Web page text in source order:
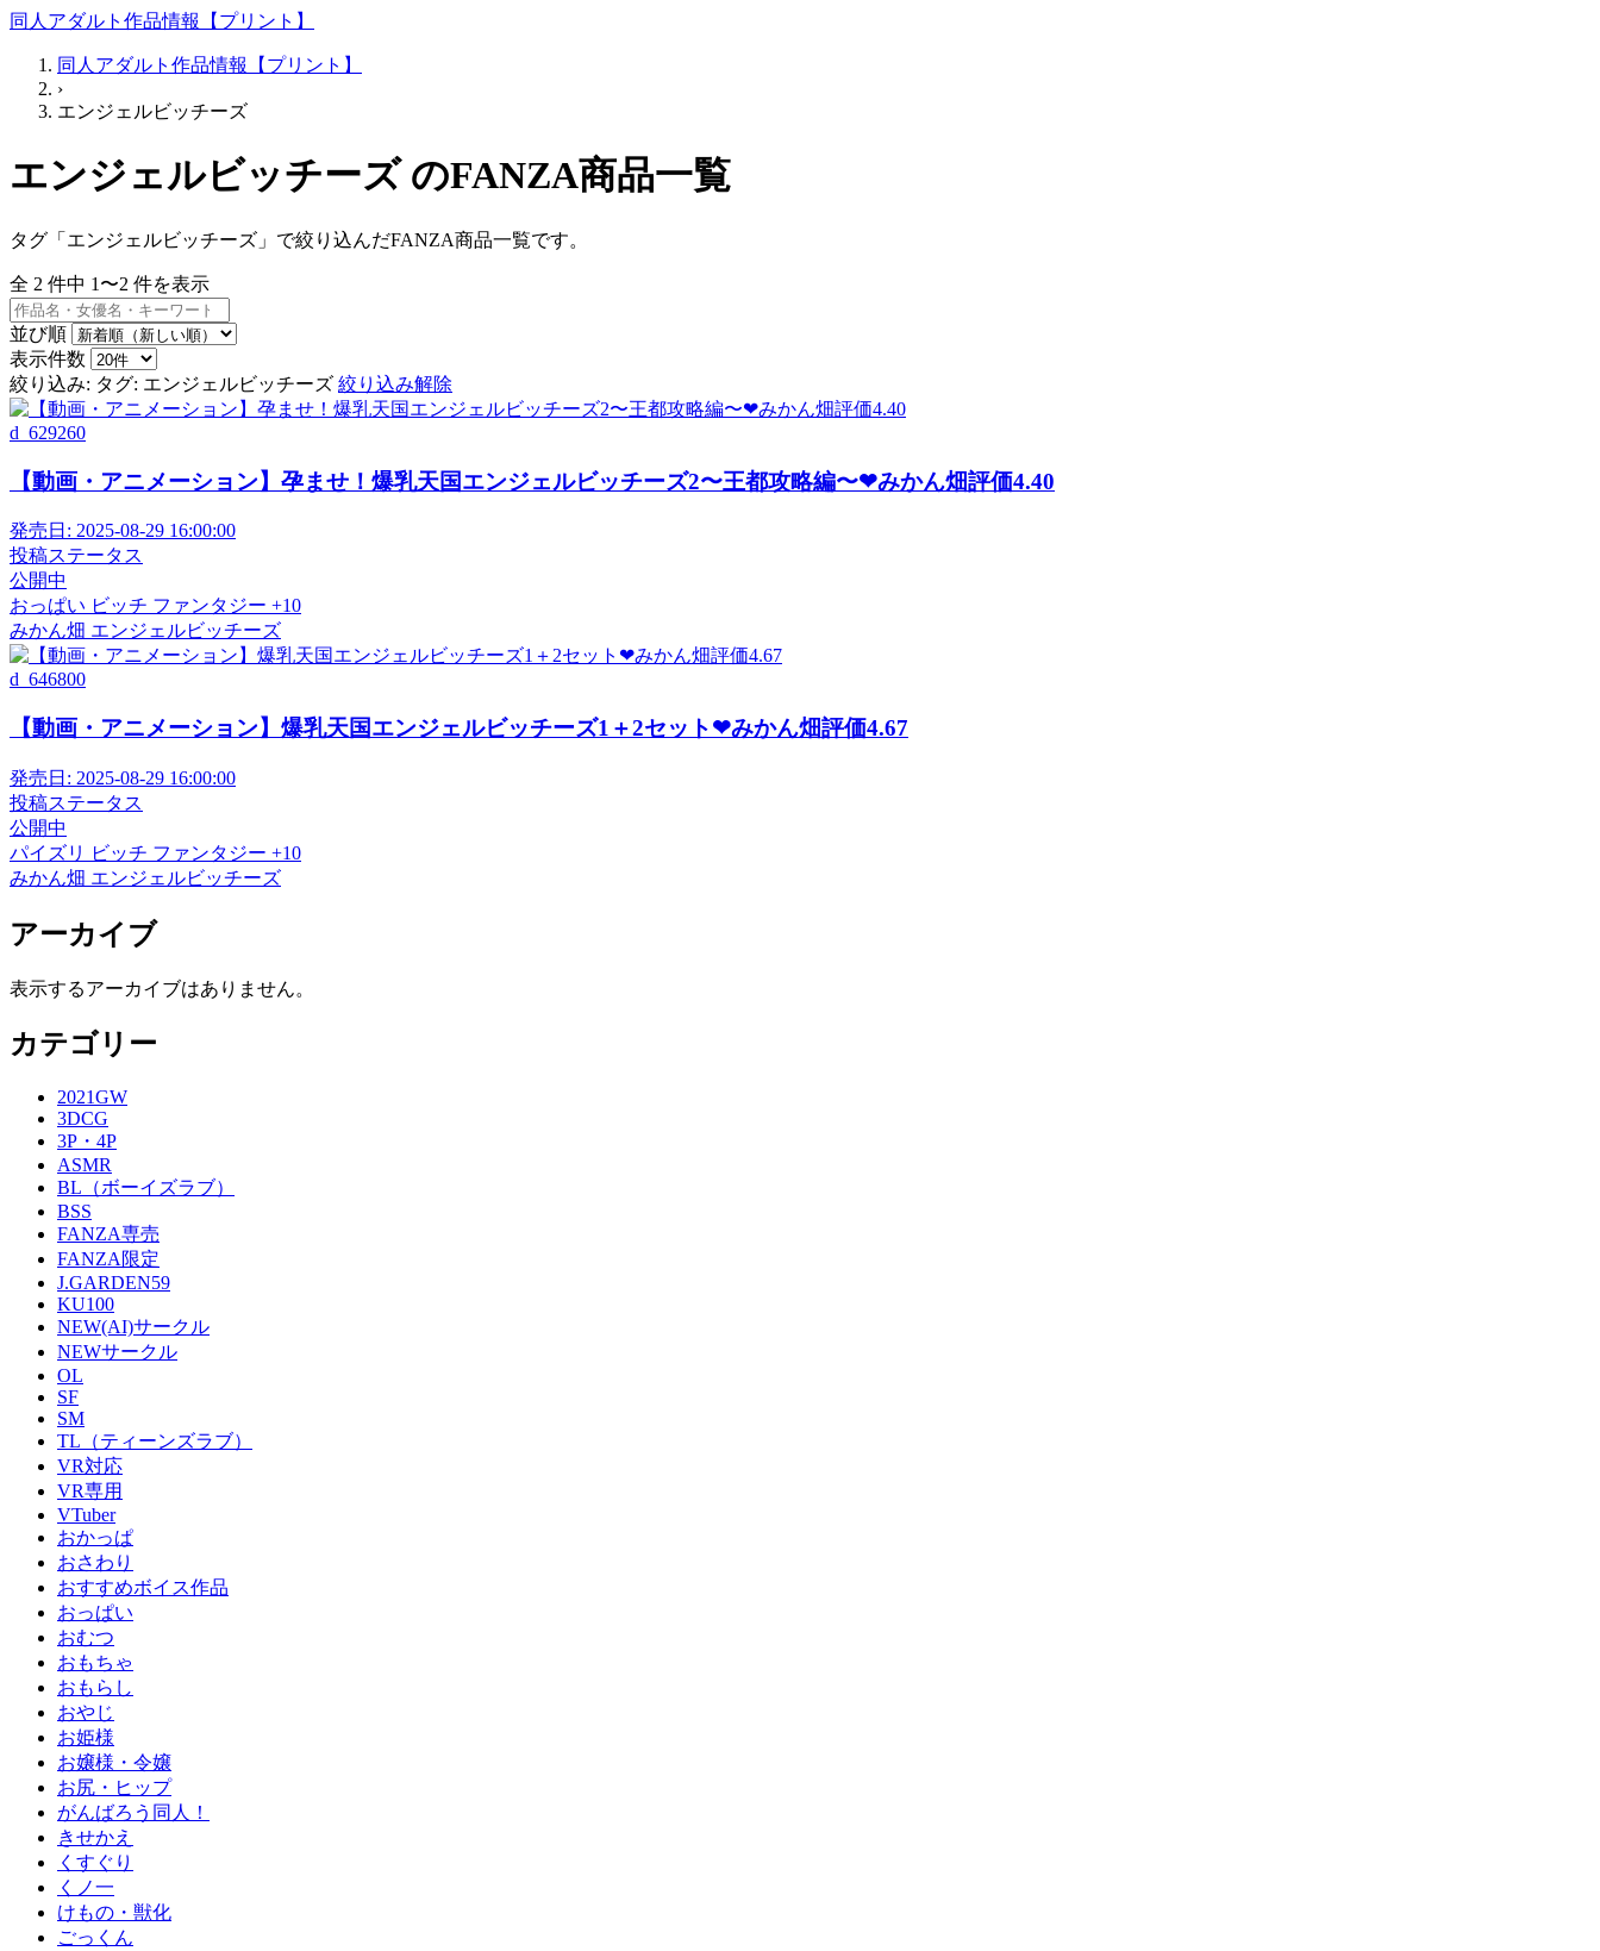
同人アダルト作品情報【プリント】
同人アダルト作品情報【プリント】
›
エンジェルビッチーズ
エンジェルビッチーズ のFANZA商品一覧
タグ「エンジェルビッチーズ」で絞り込んだFANZA商品一覧です。
全 2 件中 1〜2 件を表示
並び順
表示件数
絞り込み: タグ: エンジェルビッチーズ 絞り込み解除
d_629260
【動画・アニメーション】孕ませ！爆乳天国エンジェルビッチーズ2〜王都攻略編〜❤みかん畑評価4.40
発売日: 2025-08-29 16:00:00
投稿ステータス
公開中
おっぱい ビッチ ファンタジー +10
みかん畑 エンジェルビッチーズ
d_646800
【動画・アニメーション】爆乳天国エンジェルビッチーズ1＋2セット❤みかん畑評価4.67
発売日: 2025-08-29 16:00:00
投稿ステータス
公開中
パイズリ
ビッチ ファンタジー +10
みかん畑 エンジェルビッチーズ
アーカイブ
表示するアーカイブはありません。
カテゴリー
2021GW
3DCG
3P・4P
ASMR
BL（ボーイズラブ）
BSS
FANZA専売
FANZA限定
J.GARDEN59
KU100
NEW(AI)サークル
NEWサークル
OL
SF
SM
TL（ティーンズラブ）
VR対応
VR専用
VTuber
おかっぱ
おさわり
おすすめボイス作品
おっぱい
おむつ
おもちゃ
おもらし
おやじ
お姫様
お嬢様・令嬢
お尻・ヒップ
がんばろう同人！
きせかえ
くすぐり
くノ一
けもの・獣化
ごっくん